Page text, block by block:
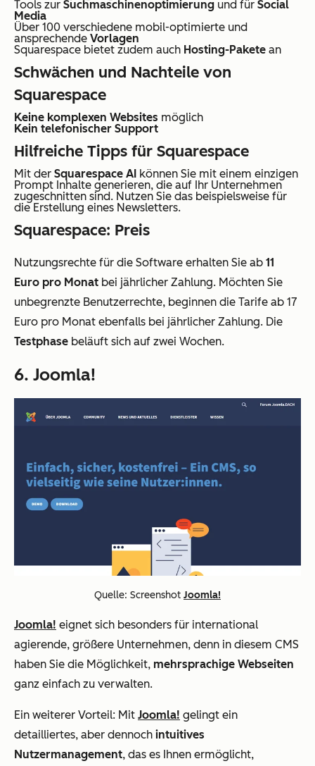
Tools zur Suchmaschinenoptimierung und für Social
Media
Über 100 verschiedene mobil-optimierte und
ansprechende Vorlagen
Squarespace bietet zudem auch Hosting-Pakete an
Schwächen und Nachteile von
Squarespace
Keine komplexen Websites möglich
Kein telefonischer Support
Hilfreiche Tipps für Squarespace
Mit der Squarespace AI können Sie mit einem einzigen
Prompt Inhalte generieren, die auf Ihr Unternehmen
zugeschnitten sind. Nutzen Sie das beispielsweise für
die Erstellung eines Newsletters.
Squarespace: Preis
Nutzungsrechte für die Software erhalten Sie ab 11
Euro pro Monat bei jährlicher Zahlung. Möchten Sie
unbegrenzte Benutzerrechte, beginnen die Tarife ab 17
Euro pro Monat ebenfalls bei jährlicher Zahlung. Die
Testphase beläuft sich auf zwei Wochen.
6. Joomla!
Quelle: Screenshot Joomla!
Joomla! eignet sich besonders für international
agierende, größere Unternehmen, denn in diesem CMS
haben Sie die Möglichkeit, mehrsprachige Webseiten
ganz einfach zu verwalten.
Ein weiterer Vorteil: Mit Joomla! gelingt ein
detailliertes, aber dennoch intuitives
Nutzermanagement, das es Ihnen ermöglicht,